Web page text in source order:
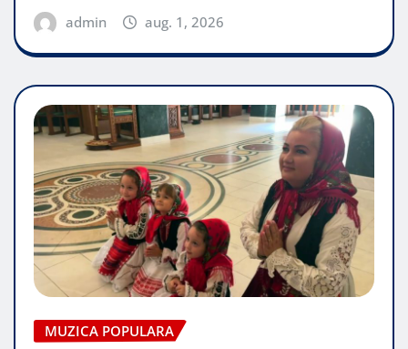
admin aug. 1, 2026
MUZICA POPULARA